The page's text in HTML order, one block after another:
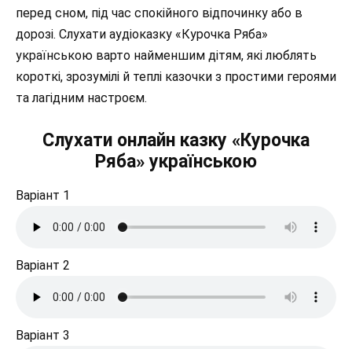
перед сном, під час спокійного відпочинку або в
дорозі. Слухати аудіоказку «Курочка Ряба»
українською варто найменшим дітям, які люблять
короткі, зрозумілі й теплі казочки з простими героями
та лагідним настроєм.
Слухати онлайн казку «Курочка
Ряба» українською
Варіант 1
Варіант 2
Варіант 3